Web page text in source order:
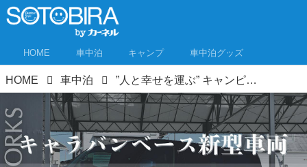
HOME 車中泊 キャンプ 車中泊グッズ
HOME 車中泊 ”人と幸せを運ぶ” キャンピングカーの 新たな可能性を創出 ケイワークス